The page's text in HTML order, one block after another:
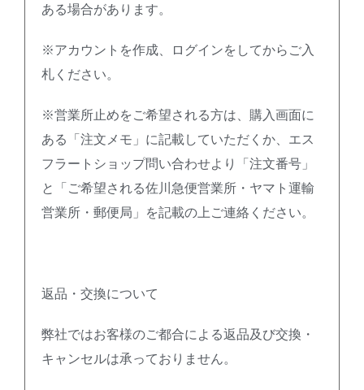
ある場合があります。
※アカウントを作成、ログインをしてからご入
札ください。
※営業所止めをご希望される方は、購入画面に
ある「注文メモ」に記載していただくか、エス
フラートショップ問い合わせより「注文番号」
と「ご希望される佐川急便営業所・ヤマト運輸
営業所・郵便局」を記載の上ご連絡ください。
返品・交換について
弊社ではお客様のご都合による返品及び交換・
キャンセルは承っておりません。